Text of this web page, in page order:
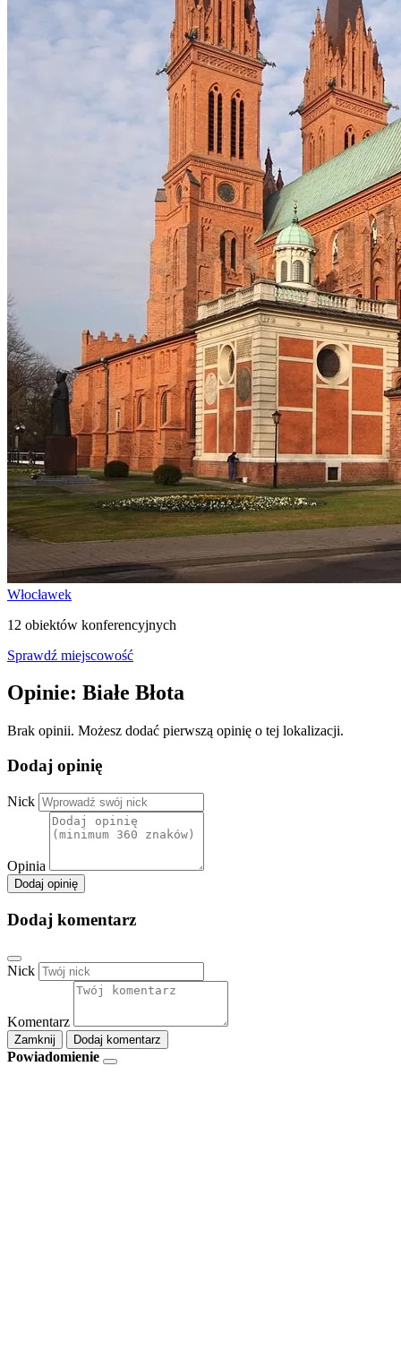
Włocławek
12 obiektów konferencyjnych
Sprawdź miejscowość
Opinie: Białe Błota
Brak opinii. Możesz dodać pierwszą opinię o tej lokalizacji.
Dodaj opinię
Nick
Opinia
Dodaj opinię
Dodaj komentarz
Nick
Komentarz
Zamknij Dodaj komentarz
Powiadomienie